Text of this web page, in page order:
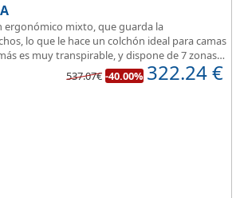
ergonómico mixto, que guarda la
lo que le hace un colchón ideal para camas
es muy transpirable, y dispone de 7 zonas
537.07€ -40.00% 322.24€